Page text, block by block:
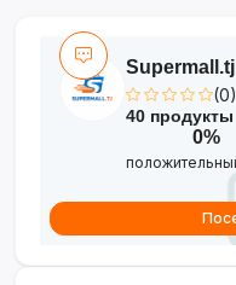
Supermall.tj
(0)
40 продукты
0%